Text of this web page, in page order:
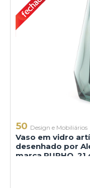
50 Design e Mobiliários
Vaso em vidro
desenhado por
marca PURHO. 21